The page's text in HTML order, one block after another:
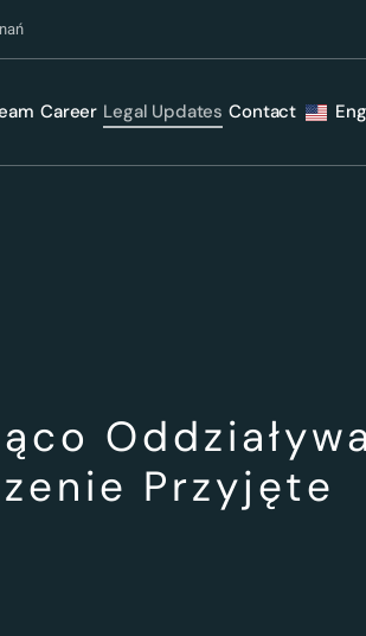
Career Legal Updates Contact
Przyjęte